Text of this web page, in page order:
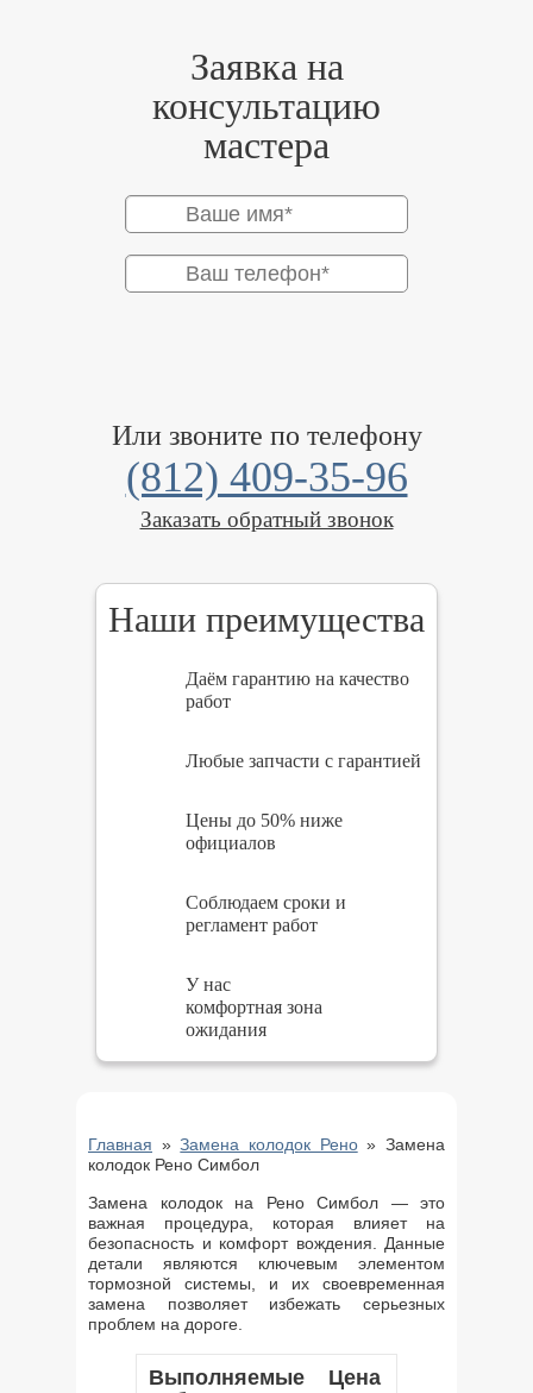
Заявка на
консультацию
мастера
Или звоните по телефону
(812) 409-35-96
Заказать обратный звонок
Наши преимущества
Даём гарантию на качество
работ
Любые запчасти с гарантией
Цены до 50% ниже
официалов
Соблюдаем сроки и
регламент работ
У нас
комфортная зона
ожидания
Главная »Замена колодок Рено»Замена
колодок Рено Симбол
Замена колодок на Рено Симбол — это
важная процедура, которая влияет на
безопасность и комфорт вождения. Данные
детали являются ключевым элементом
тормозной системы, и их своевременная
замена позволяет избежать серьезных
проблем на дороге.
Выполняемые
Цена